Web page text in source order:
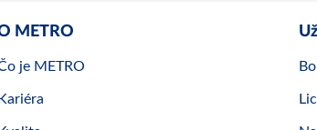
METRO
je METRO
Kariéra